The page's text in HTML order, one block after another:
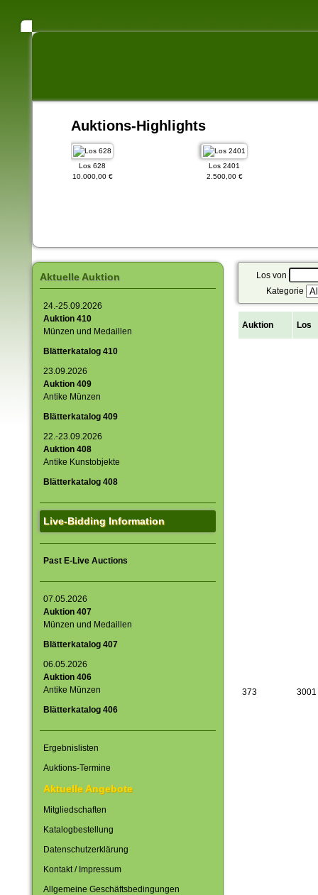
Auktions-Highlights
Los 628
10.000,00 €
Los 2401
2.500,00 €
Aktuelle Auktion
24.-25.09.2026
Auktion 410
Münzen und Medaillen
Blätterkatalog 410
23.09.2026
Auktion 409
Antike Münzen
Blätterkatalog 409
22.-23.09.2026
Auktion 408
Antike Kunstobjekte
Blätterkatalog 408
Live-Bidding Information
Past E-Live Auctions
07.05.2026
Auktion 407
Münzen und Medaillen
Blätterkatalog 407
06.05.2026
Auktion 406
Antike Münzen
Blätterkatalog 406
Ergebnislisten
Auktions-Termine
Aktuelle Angebote
Mitgliedschaften
Katalogbestellung
Datenschutzerklärung
Kontakt / Impressum
Allgemeine Geschäftsbedingungen
Los von
Kategorie
Auktion Los
373 3001